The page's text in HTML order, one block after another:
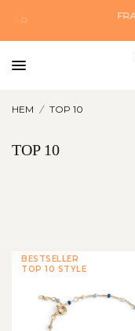
FRAKT ÄR 60
1000 KR.
HEM / TOP 10
TOP 10
BESTSELLER
TOP 10 STYLE